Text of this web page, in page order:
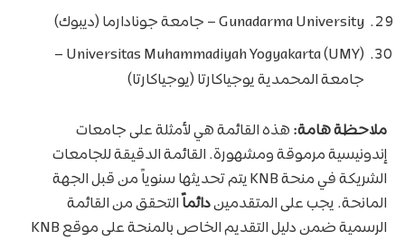
Gunadarma University – جامعة جونادارما (ديبوك)
Universitas Muhammadiyah Yogyakarta (UMY) –
جامعة المحمدية يوجياكارتا (يوجياكارتا)
ملاحظة هامة: هذه القائمة هي لأمثلة على جامعات
إندونيسية مرموقة ومشهورة. القائمة الدقيقة للجامعات
الشريكة في منحة KNB يتم تحديثها سنوياً من قبل الجهة
المانحة. يجب على المتقدميندائماً التحقق من القائمة
الرسمية ضمن دليل التقديم الخاص بالمنحة على موقع KNB